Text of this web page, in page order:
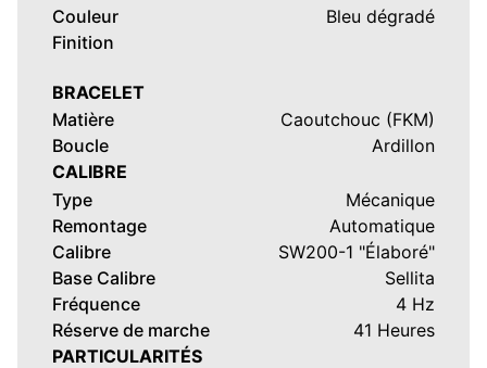
Couleur
Bleu dégradé
Finition
BRACELET
Matière
Caoutchouc (FKM)
Boucle
Ardillon
CALIBRE
Type
Mécanique
Remontage
Automatique
Calibre
SW200-1 "Élaboré"
Base Calibre
Sellita
Fréquence
4 Hz
Réserve de marche
41 Heures
PARTICULARITÉS